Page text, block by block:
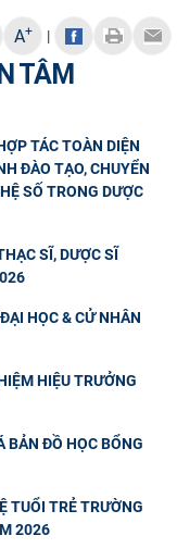
A+ |
TÂM
TÁC TOÀN DIỆN
ĐÀO TẠO, CHUYỂN
SỐ TRONG DƯỢC
SĨ, DƯỢC SĨ
HỌC & CỬ NHÂN
HIỆU TRƯỞNG
BẢN ĐỒ HỌC BỔNG
TUỔI TRẺ TRƯỜNG
2026